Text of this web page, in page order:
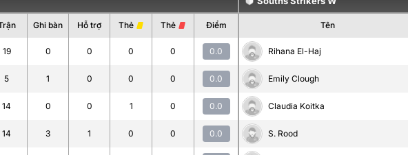
Ghi bàn Hỗ trợ Thẻ Thẻ Điểm
19 0 0 0 0 0.0
5 1 0 0 0 0.0
14 0 0 1 0 0.0
14 3 1 0 0 0.0
Tên
Rihana El-Haj
Emily Clough
Claudia Koitka
S. Rood